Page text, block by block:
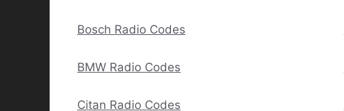
Bosch Radio Codes
BMW Radio Codes
Citan Radio Codes